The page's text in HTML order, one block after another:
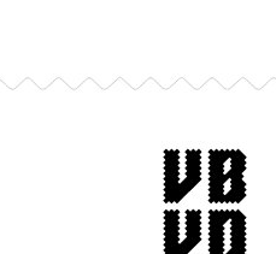
museum van